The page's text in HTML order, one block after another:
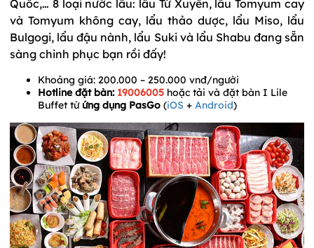
Quốc,… 8 loại nước lẩu: lẩu Tứ Xuyên, lẩu Tomyum cay
và Tomyum không cay, lẩu thảo dược, lẩu Miso, lẩu
Bulgogi, lẩu đậu nành, lẩu Suki và lẩu Shabu đang sẵn
sàng chinh phục bạn rồi đấy!
Khoảng giá: 200.000 – 250.000 vnđ/người
Hotline đặt bàn: 19006005 hoặc tải và đặt bàn I Lile
Buffet từứng dụng PasGo (iOS + Android)